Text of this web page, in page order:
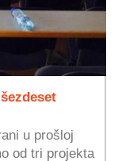
u prošloj
od tri projekta